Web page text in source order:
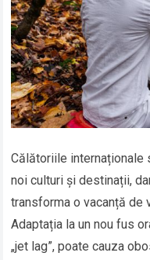
Călătoriile internaționale
noi culturi și destinații,
transforma o vacanță
Adaptația la un nou fus
„jet lag”, poate cauza